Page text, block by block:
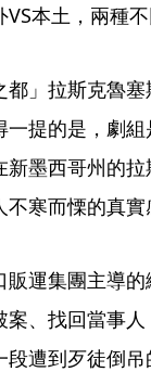
本土，兩種不
」拉斯克魯
提的是，劇組
墨西哥州的
寒而慄的真實
運集團主導
、找回當事
遭到歹徒倒